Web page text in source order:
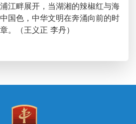
畔展开，当湖湘的辣椒红与海
国色，中华文明在奔涌向前的时
。（王义正 李丹）